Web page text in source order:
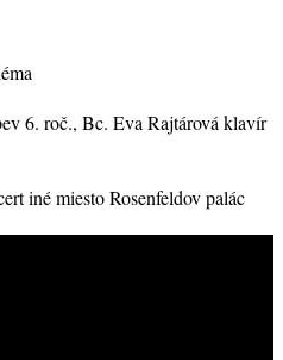
6. roč., Bc. Eva Rajtárová klavír
iné miestoRosenfeldov palác